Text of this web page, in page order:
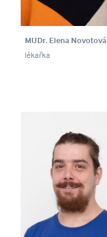
MUDr. Elena Novotová
lékařka